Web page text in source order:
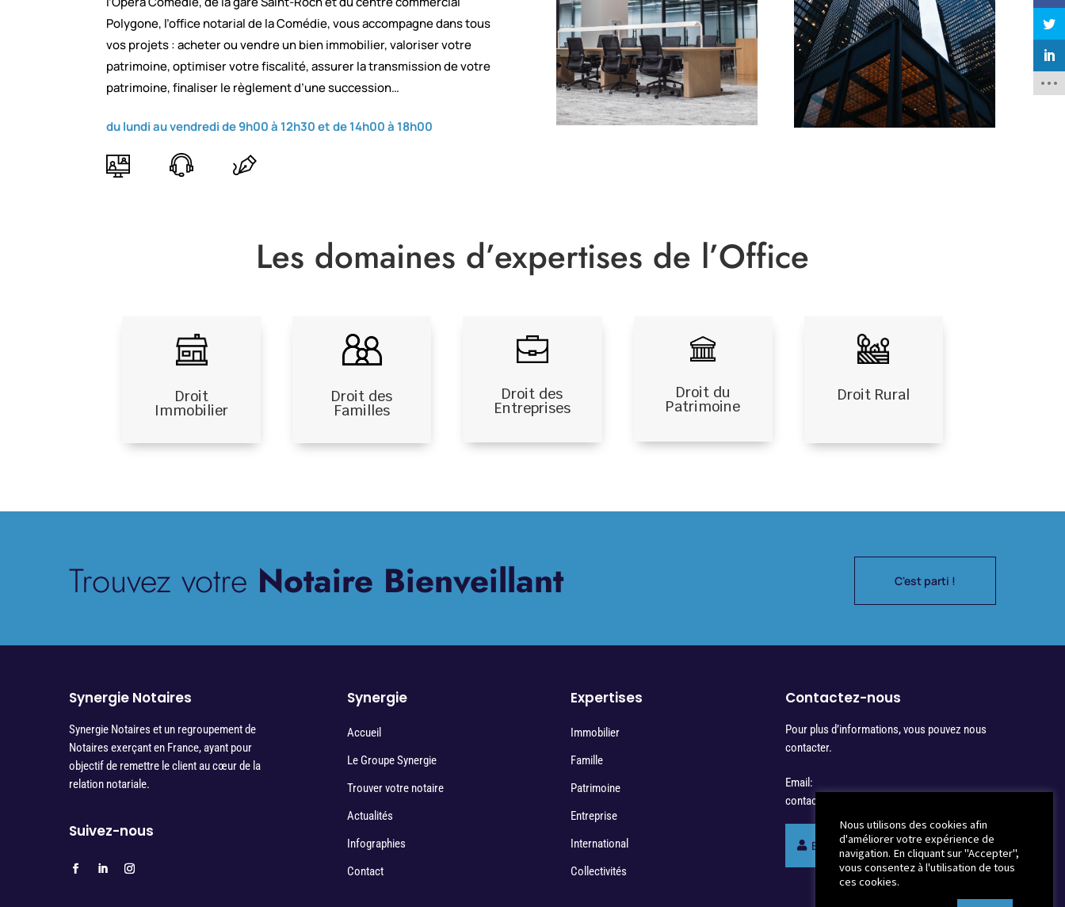
Polygone, l’office notarial de la Comédie, vous accompagne dans tous
vos projets : acheter ou vendre un bien immobilier, valoriser votre
patrimoine, optimiser votre fiscalité, assurer la transmission de votre
patrimoine, finaliser le règlement d’une succession…
du lundi au vendredi de 9h00 à 12h30 et de 14h00 à 18h00
Les domaines d’expertises de l’Office
Droit
Immobilier
Droit des
Familles
Droit des
Entreprises
Droit du
Patrimoine
Droit Rural
Trouvez votre Notaire Bienveillant C'est parti !
Synergie Notaires
Synergie Notaires et un regroupement de
Notaires exerçant en France, ayant pour
objectif de remettre le client au cœur de la
relation notariale.
Suivez-nous
Synergie
Accueil
Le Groupe Synergie
Trouver votre notaire
Actualités
Infographies
Contact
Expertises
Immobilier
Famille
Patrimoine
Entreprise
International
Collectivités
Contactez-nous
Pour plus d’informations, vous pouvez nous
contacter.
Email:
contact@synergienotaires.fr
Espace membres Synergie
Nous utilisons des cookies afin
d'améliorer votre expérience de
navigation. En cliquant sur "Accepter",
vous consentez à l'utilisation de tous
ces cookies.